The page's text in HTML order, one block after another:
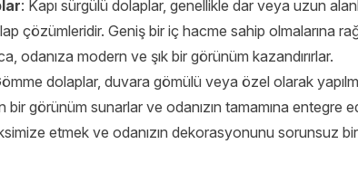
: Kapı sürgülü dolaplar, genellikle dar veya uzun
çözümleridir. Geniş bir iç hacme sahip olmalarına
odanıza modern ve şık bir görünüm kazandırırlar.
dolaplar, duvara gömülü veya özel olarak
görünüm sunarlar ve odanızın tamamına entegre
etmek ve odanızın dekorasyonunu sorunsuz